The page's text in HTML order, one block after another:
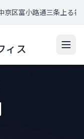
京区富小路通三条上る
ィス